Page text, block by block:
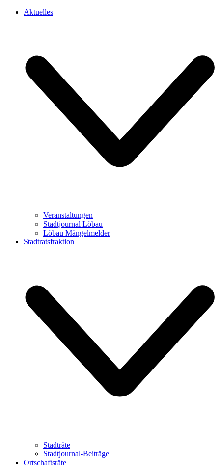
Aktuelles
Veranstaltungen
Stadtjournal Löbau
Löbau Mängelmelder
Stadtratsfraktion
Stadträte
Stadtjournal-Beiträge
Ortschaftsräte